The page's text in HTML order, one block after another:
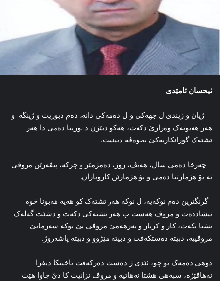
ئیحسان ئامێدی
ژیان و زیندی ل جهەکی و ل دەمەکی دانە، دەم دبوریت و ژینگە و
هەر هەبونەک وەرارێ دکەت، هەکو دبێژن د بورینا دەمی دا هەر
تشتەک گورانکاریەکێ بخوەڤە دبینیت.
چەرخا دەمی سال، هەیڤ، روژ، دەمژمێر و چرکە، پیڤەرێن مروڤی
نە بۆ هژمارتنا دەمی و بۆ هژمارێن کاروباران.
گرنگترین دەم نوکەیە، ل نوکە هەر تشتەک کو هەیە هەبونا خوە
نیشاددەت و مروڤ هەست ب هەر تشتەکی دکەت و دشێت گەلەک
تشتا بکەت، کار و کریار و بەرهەمێ مروڤی یێ نوکە سەرمایێ
مروڤییە، دبیتە دەستکەفت و دبیتە مێژوو و دبیتە پاشەروژ.
دوهی دەمەک بو چو، ئێدی ژ دەست دەرکەفت ئاخینکا دیفرا
نەهاڤێژە، سبەهی هشتا نەهاتیە و مروڤ نزانیت کا دێ چاوا هێت